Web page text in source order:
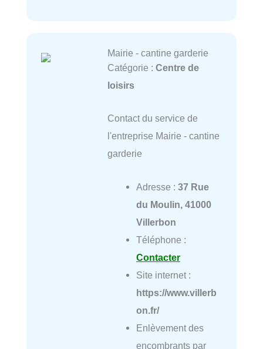
Mairie - cantine garderie
Catégorie : Centre de
loisirs
Contact du service de
l'entreprise Mairie - cantine
garderie
Adresse : 37 Rue
du Moulin, 41000
Villerbon
Téléphone :
Contacter
Site internet :
https://www.villerb
on.fr/
Enlèvement des
encombrants par